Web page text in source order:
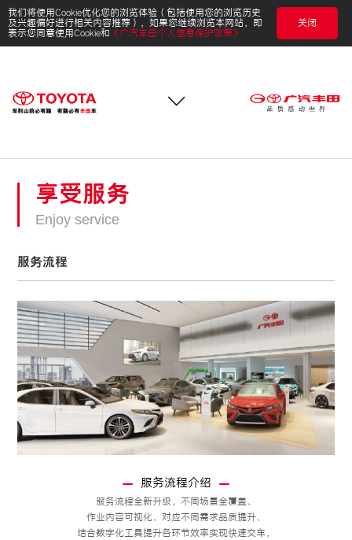
我们将使用Cookie优化您的浏览体验（包括使用您的浏览历史
及兴趣偏好进行相关内容推荐），如果您继续浏览本网站，即
表示您同意使用Cookie和 《广汽丰田个人信息保护政策》
关闭
享受服务
Enjoy service
服务流程
服务流程介绍
服务流程全新升级，不同场景全覆盖、
作业内容可视化、对应不同需求品质提升、
结合数字化工具提升各环节效率实现快速交车，